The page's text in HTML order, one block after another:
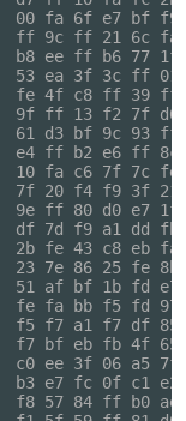
00 fa 6f e7
f3  ff 9c ff 21
b8 ee ff b6
53 ea 3f 3c ff
fe 4f c8 ff 39
9f ff 13 f2
61 d3 bf 9c
27  e4 ff b2 e6
ff  10 fa c6 7f
7f 20 f4 f9
7f  9e ff 80 d0
8a  df 7d f9 a1
ff  2b fe 43 c8
23 7e 86 25
ff  51 af bf 1b
df  fe fa bb f5
fd  f5 f7 a1 f7
f7 bf eb fb 4f
af  c0 ee 3f 06
b3 e7 fc 0f
f8 57 84 ff